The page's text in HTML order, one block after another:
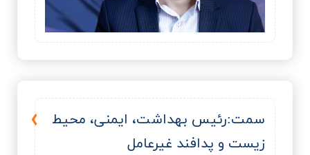
سمت:رئيس بهداشت، ایمنی، محیط
زیست و پدافند غیرعامل